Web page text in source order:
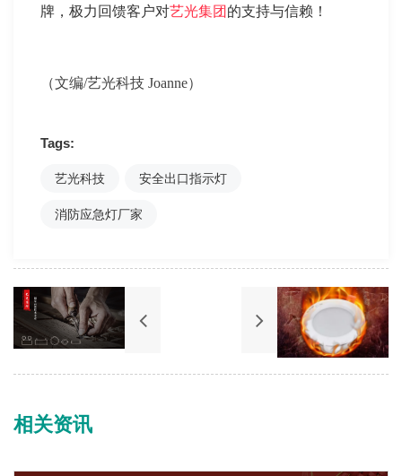
牌，极力回馈客户对艺光集团 的支持与信赖！
（文编/艺光科技 Joanne）
Tags:
艺光科技 安全出口指示灯
消防应急灯厂家
相关资讯